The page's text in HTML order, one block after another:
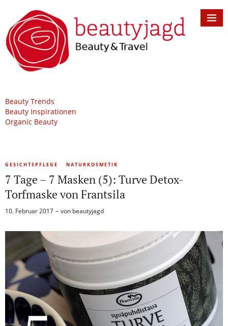
Beauty Trends
Beauty Inspirationen
Organic Beauty
GESICHTSPFLEGE NATURKOSMETIK
7 Tage – 7 Masken (5): Turve Detox-
Torfmaske von Frantsila
10. Februar 2017 von beautyjagd